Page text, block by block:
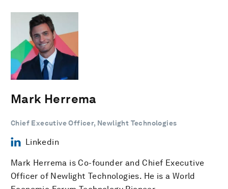
Mark Herrema
Chief Executive Officer, Newlight Technologies
Linkedin
Mark Herrema is Co-founder and Chief Executive
Officer of Newlight Technologies. He is a World